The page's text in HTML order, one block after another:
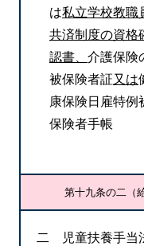
は私立学校教職
共済制度の資格
認書、 介護保険
被保険者証又は
康保険日雇特例
保険者手帳
第十九条の二（
二 児童扶養手当